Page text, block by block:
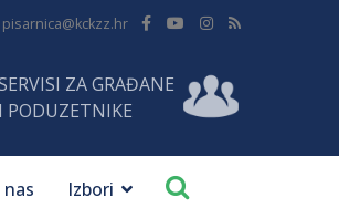
pisarnica@kckzz.hr
ZA GRAĐANE
I PODUZETNIKE
Izbori